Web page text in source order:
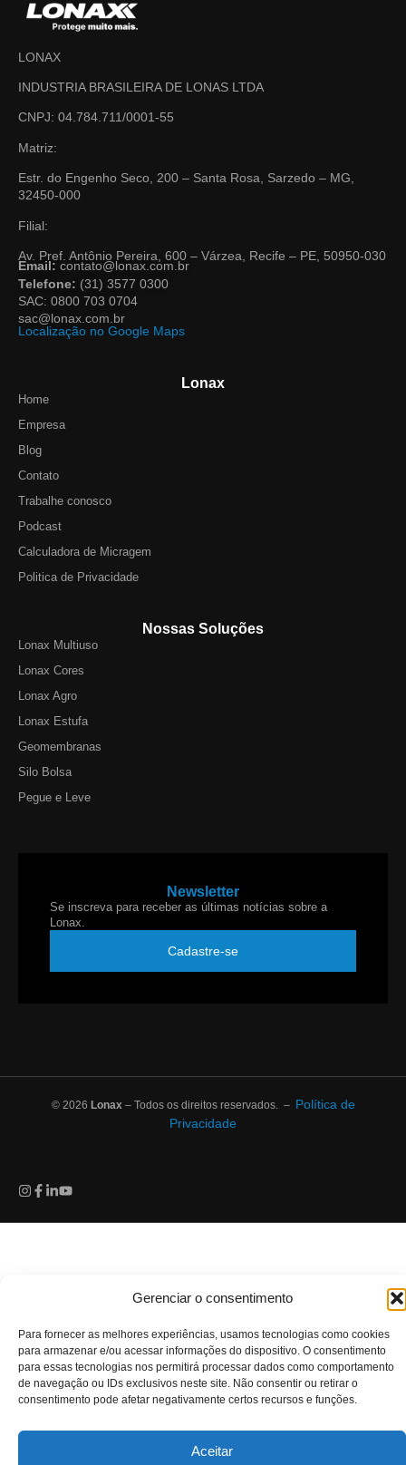
Gerenciar o consentimento
Para fornecer as melhores experiências, usamos tecnologias como cookies
para armazenar e/ou acessar informações do dispositivo. O consentimento
para essas tecnologias nos permitirá processar dados como comportamento
de navegação ou IDs exclusivos neste site. Não consentir ou retirar o
consentimento pode afetar negativamente certos recursos e funções.
Aceitar
LONAX
INDUSTRIA BRASILEIRA DE LONAS LTDA
CNPJ: 04.784.711/0001-55
Matriz:
Estr. do Engenho Seco, 200 – Santa Rosa, Sarzedo – MG,
32450-000
Filial:
Av. Pref. Antônio Pereira, 600 – Várzea, Recife – PE, 50950-030
Email: contato@lonax.com.br
Telefone: (31) 3577 0300
SAC: 0800 703 0704
sac@lonax.com.br
Localização no Google Maps
Lonax
Home
Empresa
Blog
Contato
Trabalhe conosco
Podcast
Calculadora de Micragem
Politica de Privacidade
Nossas Soluções
Lonax Multiuso
Lonax Cores
Lonax Agro
Lonax Estufa
Geomembranas
Silo Bolsa
Pegue e Leve
Newsletter
Se inscreva para receber as últimas notícias sobre a
Lonax.
Cadastre-se
© 2026 Lonax – Todos os direitos reservados. – Política de
Privacidade